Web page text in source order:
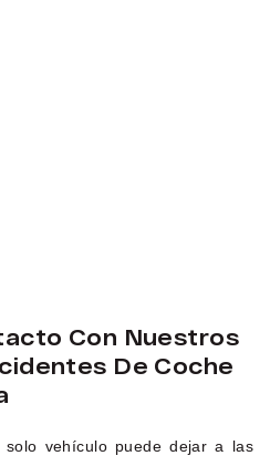
Con Nuestros
De Coche
vehículo puede dejar a las